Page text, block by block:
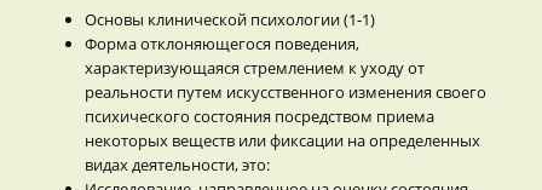
Основы клинической психологии (1-1)
Форма отклоняющегося поведения,
характеризующаяся стремлением к уходу от
реальности путем искусственного изменения своего
психического состояния посредством приема
некоторых веществ или фиксации на определенных
видах деятельности, это: